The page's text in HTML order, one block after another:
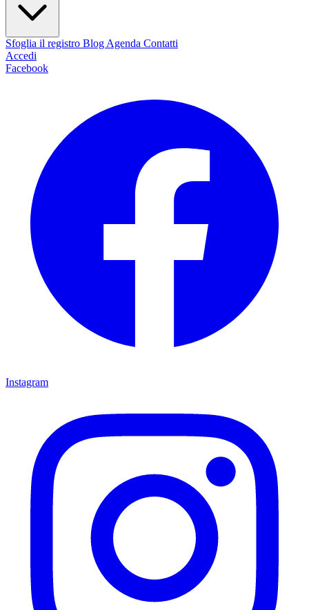
Sfoglia il registro Blog Agenda Contatti
Accedi
Facebook
Instagram